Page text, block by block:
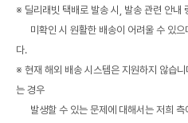
※ 딜리래빗 택배로 발송 시, 발송 관련 안내
미확인 시 원활한 배송이 어려울 수 있으
다.
※ 현재 해외 배송 시스템은 지원하지 않습
는 경우
발생할 수 있는 문제에 대해서는 저희 측